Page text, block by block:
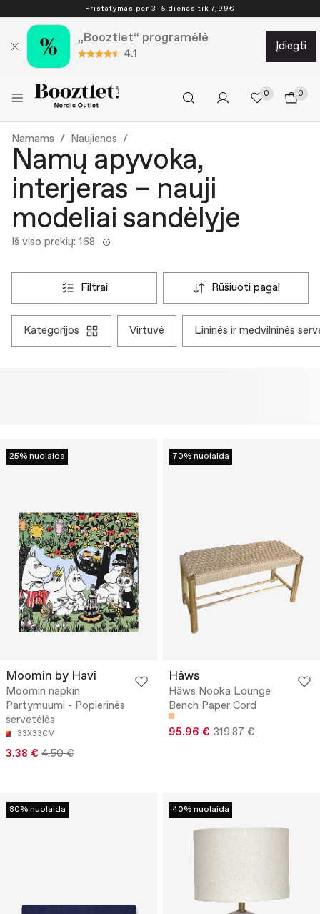
Pristatymas per 3–5 dienas tik 7,99€
„Booztlet“ programėlė
4.1
įdiegti
0 0
Namams Naujienos
Namų apyvoka,
interjeras – nauji
modeliai sandėlyje
Iš viso prekių: 168
filtrai rūšiuoti pagal
kategorijos virtuvė lininės ir medvilninės
25% nuolaida
Moomin by Havi
Moomin napkin
Partymuumi - Popierinės
servetėlės
33X33CM
3.38 € 4.50 €
70% nuolaida
Hâws
Hâws Nooka Lounge
Bench Paper Cord
95.96 € 319.87 €
80% nuolaida 40% nuolaida